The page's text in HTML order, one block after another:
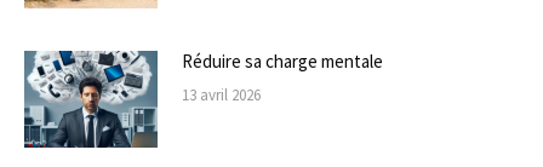
Réduire sa charge mentale
13 avril 2026